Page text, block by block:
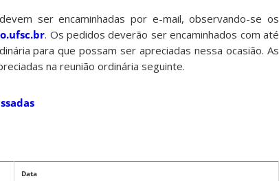
ser encaminhadas por e-mail, observando-se os
. Os pedidos deverão ser encaminhados com até
para que possam ser apreciadas nessa ocasião. As
na reunião ordinária seguinte.
Data